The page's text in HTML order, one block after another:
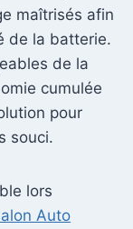
maîtrisés afin
de la batterie.
de la
cumulée
pour
souci.
lors
Auto